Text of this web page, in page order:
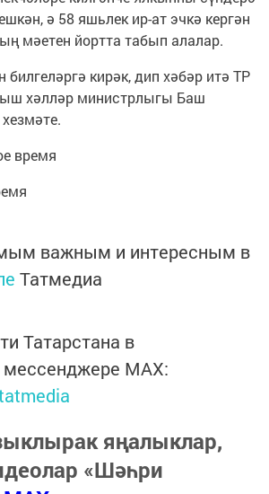
ә 58 яшьлек ир-ат эчкә кергән
мәетен йортта табып алалар.
кирәк, дип хәбәр итә ТР
хәлләр министрлыгы Баш
время
важным и интересным в
Татмедиа
Татарстана в
MАХ:
яңалыклар,
«Шәһри